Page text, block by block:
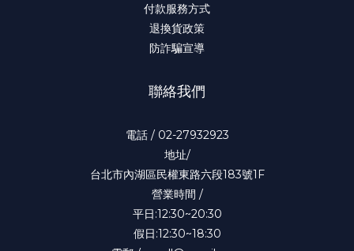
付款服務方式
退換貨政策
防詐騙宣導
聯絡我們
電話 / 02-27932923
地址/
台北市內湖區民權東路六段183號1F
營業時間 /
平日:12:30~20:30
假日:12:30~18:30